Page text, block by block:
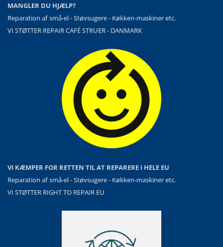
MANGLER DU HJÆLP?
Reparation af små-el - Støvsugere - Køkken-maskiner etc.
VI STØTTER REPAIR CAFÉ STRUER - DANMARK
VI KÆMPER FOR RETTEN TIL AT REPARERE i HELE EU
Reparation af små-el - Støvsugere - Køkken-maskiner etc.
VI STØTTER RIGHT TO REPAIR EU